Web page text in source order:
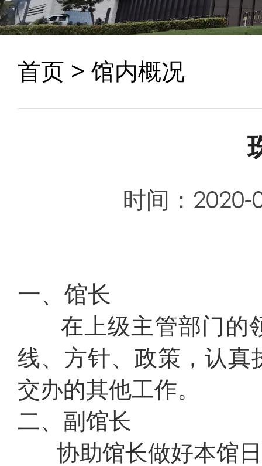
首页 > 馆内概况
时间：
一、馆长
在上级主管部门的
线、方针、政策，认
交办的其他工作。
二、副馆长
协助馆长做好本馆日